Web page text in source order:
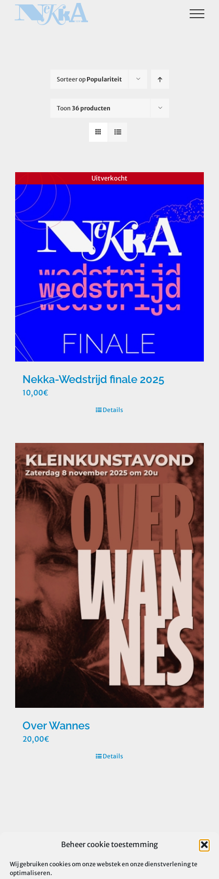
Beheer cookie toestemming
Wij gebruiken cookies om onze webstek en onze dienstverlening te
optimaliseren.
Sorteer op Populariteit
Toon 36 producten
Uitverkocht
Nekka-Wedstrijd finale 2025
10,00€
Details
Over Wannes
20,00€
Details